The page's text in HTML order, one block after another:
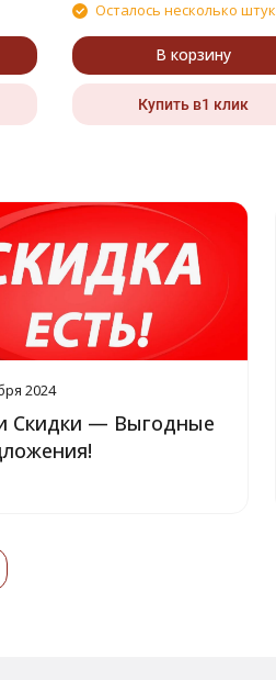
Осталось несколько штук
В корзину
Купить в1 клик
2024
Скидки — Выгодные